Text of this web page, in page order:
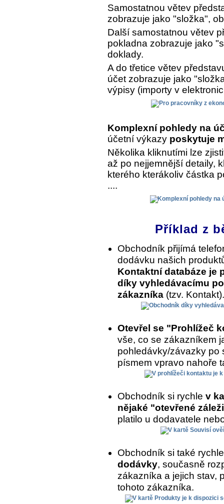
Samostatnou větev
zobrazuje jako "složka",
Další samostatnou větev
pokladna zobrazuje jako
doklady.
A do třetice větev
účet zobrazuje jako
výpisy (importy v
Komplexní pohledy na
účetní výkazy poskytuje
Několika kliknutími lze
až po nejjemnější detaily,
kterého kterákoliv částka
....
Příklad z
Obchodník přijímá
dodávku našich
Kontaktní databáze je
díky vyhledávacímu
zákazníka (tzv. Kontakt).
Otevřel se "Prohlížeč
vše, co se zákazníkem
pohledávky/závazky po
písmem vpravo nahoře
Obchodník si rychle v
nějaké "otevřené
platilo u dodavatele
Obchodník si také
dodávky, současně
zákazníka a jejich stav,
tohoto zákazníka.